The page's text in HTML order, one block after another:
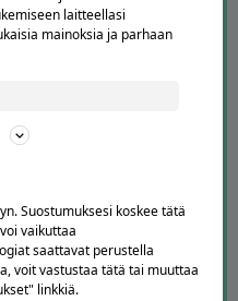
laitteellasi
mainoksia ja parhaan
Suostumuksesi koskee tätä
vaikuttaa
saattavat perustella
voit vastustaa tätä tai muuttaa
linkkiä.